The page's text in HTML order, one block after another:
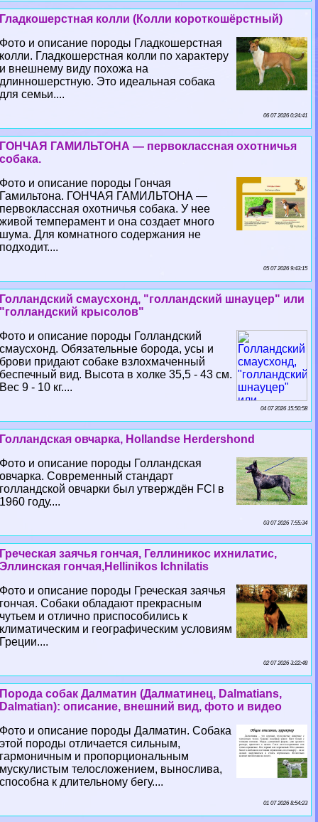
Гладкошерстная колли (Колли короткошёрстный)
Фото и описание породы Гладкошерстная
колли. Гладкошерстная колли по хаpaктеру
и внешнему виду похожа на
длинношерстную. Это идеальная собака
для семьи....
06 07 2026 0:24:41
ГОНЧАЯ ГАМИЛЬТОНА — первоклассная охотничья
собака.
Фото и описание породы Гончая
Гамильтона. ГОНЧАЯ ГАМИЛЬТОНА —
первоклассная охотничья собака. У нее
живой темперамент и она создает много
шума. Для комнатного содержания не
подходит....
05 07 2026 9:43:15
Голландский смаусхонд, "голландский шнауцер" или
"голландский крысолов"
Фото и описание породы Голландский
смаусхонд. Обязательные борода, усы и
брови придают собаке взлохмаченный
беспечный вид. Высота в холке 35,5 - 43 см.
Вес 9 - 10 кг....
04 07 2026 15:50:58
Голландская овчарка, Hollandse Herdershond
Фото и описание породы Голландская
овчарка. Современный стандарт
голландской овчарки был утверждён FCI в
1960 году....
03 07 2026 7:55:34
Греческая заячья гончая, Геллиникос ихнилатис,
Эллинская гончая,Hellinikos Ichnilatis
Фото и описание породы Греческая заячья
гончая. Собаки обладают прекрасным
чутьем и отлично приспособились к
климатическим и географическим условиям
Греции....
02 07 2026 3:22:48
Порода собак Далматин (Далматинец, Dalmatians,
Dalmatian): описание, внешний вид, фото и видео
Фото и описание породы Далматин. Собака
этой породы отличается сильным,
гармоничным и пропорциональным
мускулистым телосложением, вынослива,
способна к длительному бегу....
01 07 2026 8:54:23